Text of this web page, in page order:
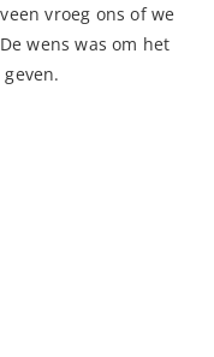
vroeg ons of we
wens was om het